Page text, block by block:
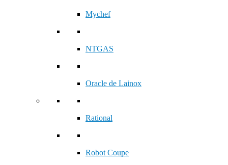
Mychef
NTGAS
Oracle de Lainox
Rational
Robot Coupe